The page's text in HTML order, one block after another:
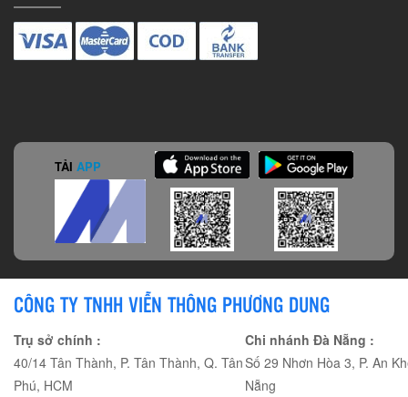
TẢI APP
CÔNG TY TNHH VIỄN THÔNG PHƯƠNG DUNG
Trụ sở chính :
40/14 Tân Thành, P. Tân Thành, Q. Tân
Phú, HCM
Chi nhánh Đà Nẵng :
Số 29 Nhơn Hòa 3, P. An
Nẵng